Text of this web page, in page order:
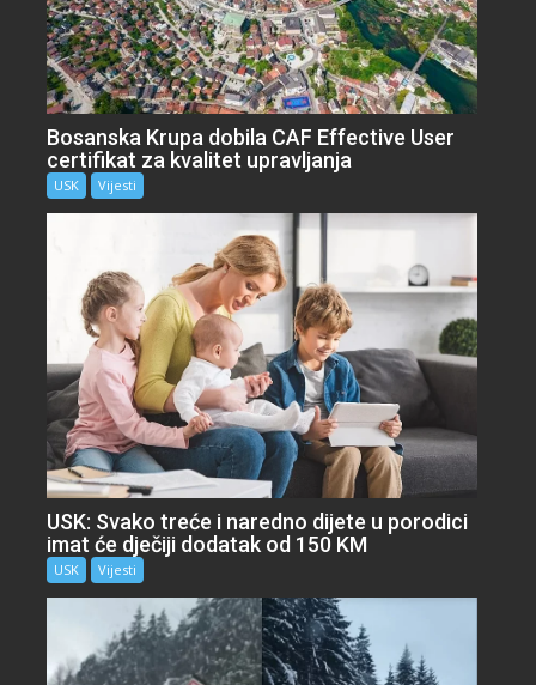
Bosanska Krupa dobila CAF Effective User
certifikat za kvalitet upravljanja
USK Vijesti
USK: Svako treće i naredno dijete u porodici
imat će dječiji dodatak od 150 KM
USK Vijesti